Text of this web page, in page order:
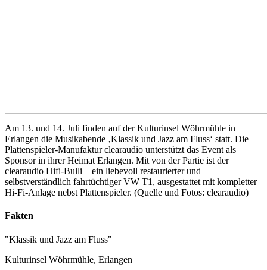
Am 13. und 14. Juli finden auf der Kulturinsel Wöhrmühle in
Erlangen die Musikabende ‚Klassik und Jazz am Fluss‘ statt. Die
Plattenspieler-Manufaktur clearaudio unterstützt das Event als
Sponsor in ihrer Heimat Erlangen. Mit von der Partie ist der
clearaudio Hifi-Bulli – ein liebevoll restaurierter und
selbstverständlich fahrtüchtiger VW T1, ausgestattet mit kompletter
Hi-Fi-Anlage nebst Plattenspieler. (Quelle und Fotos: clearaudio)
Fakten
"Klassik und Jazz am Fluss"
Kulturinsel Wöhrmühle, Erlangen